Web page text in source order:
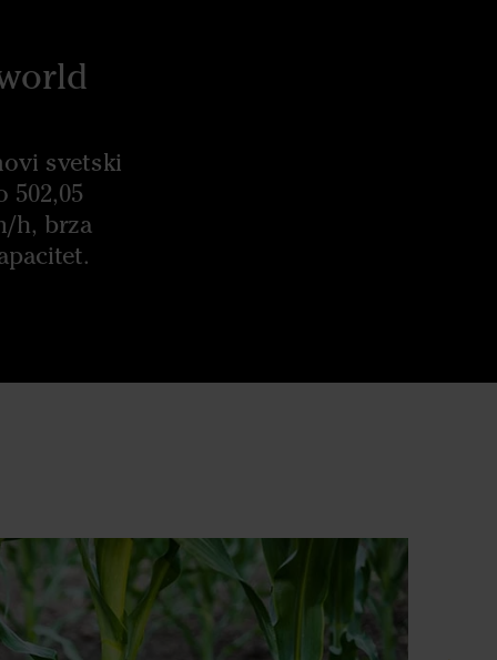
svetski
502,05
h, brza